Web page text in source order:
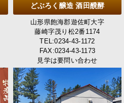
どぶろく醸造 酒田醗酵
山形県飽海郡遊佐町大字
藤崎字茂り松2番1174
TEL:0234-43-1172
FAX:0234-43-1173
見学は要問い合わせ